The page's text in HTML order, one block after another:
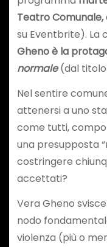
Teatro
su Eventbrite). La
Ghenoè la
normale(dal titolo
Nel sentire
attenersi a uno
come tutti,
una presupposta
costringere
accettati?
Vera Gheno
nodo
violenza (più o